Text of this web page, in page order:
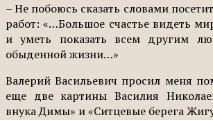
– Не побоюсь сказать словами
работ: «…Большое счастье видеть
и уметь показать всем другим
обыденной жизни…»
Валерий Васильевич просил меня
еще две картины Василия
внука Димы» и «Ситцевые берега